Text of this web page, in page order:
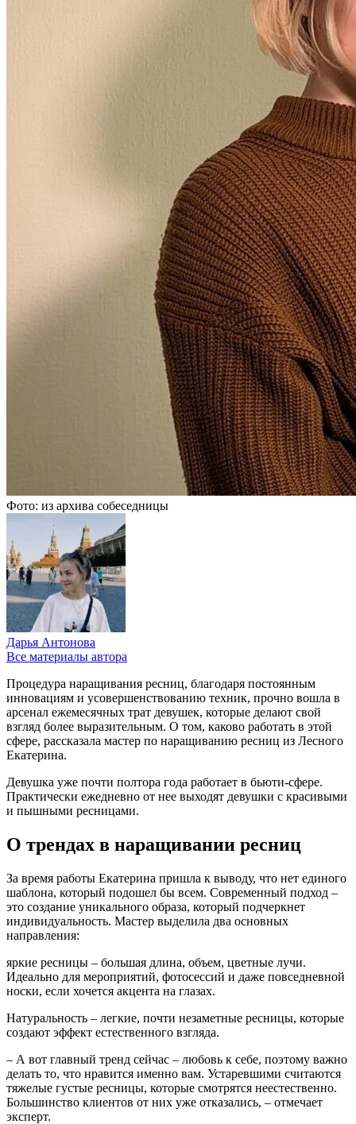
Фото: из архива собеседницы
Дарья Антонова
Все материалы автора
Процедура наращивания ресниц, благодаря постоянным
инновациям и усовершенствованию техник, прочно вошла в
арсенал ежемесячных трат девушек, которые делают свой
взгляд более выразительным. О том, каково работать в этой
сфере, рассказала мастер по наращиванию ресниц из Лесного
Екатерина.
Девушка уже почти полтора года работает в бьюти-сфере.
Практически ежедневно от нее выходят девушки с красивыми
и пышными ресницами.
О трендах в наращивании ресниц
За время работы Екатерина пришла к выводу, что нет единого
шаблона, который подошел бы всем. Современный подход –
это создание уникального образа, который подчеркнет
индивидуальность. Мастер выделила два основных
направления:
яркие ресницы – большая длина, объем, цветные лучи.
Идеально для мероприятий, фотосессий и даже повседневной
носки, если хочется акцента на глазах.
Натуральность – легкие, почти незаметные ресницы, которые
создают эффект естественного взгляда.
– А вот главный тренд сейчас – любовь к себе, поэтому важно
делать то, что нравится именно вам. Устаревшими считаются
тяжелые густые ресницы, которые смотрятся неестественно.
Большинство клиентов от них уже отказались, – отмечает
эксперт.